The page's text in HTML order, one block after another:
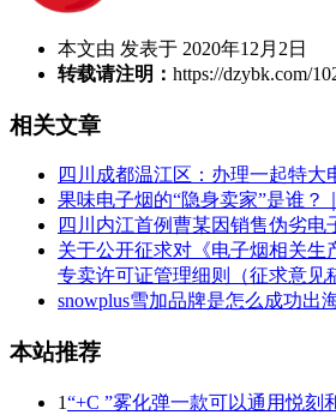
本文由 发表于 2020年12月2日
转载请注明： https://dzybk.com/
相关文章
四川成都温江区：办理一起特大
果味电子烟的“隐身卖家”是谁？
四川内江首例曹某因销售伪劣电
关于公开征求对《电子烟相关生
专卖许可证管理细则（征求意见
snowplus雪加品牌是怎么成功出
本站推荐
1“+C ”雾化弹一款可以通用悦刻